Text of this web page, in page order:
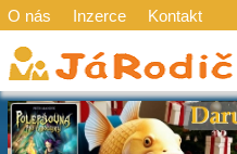
O nás Inzerce Kontakt